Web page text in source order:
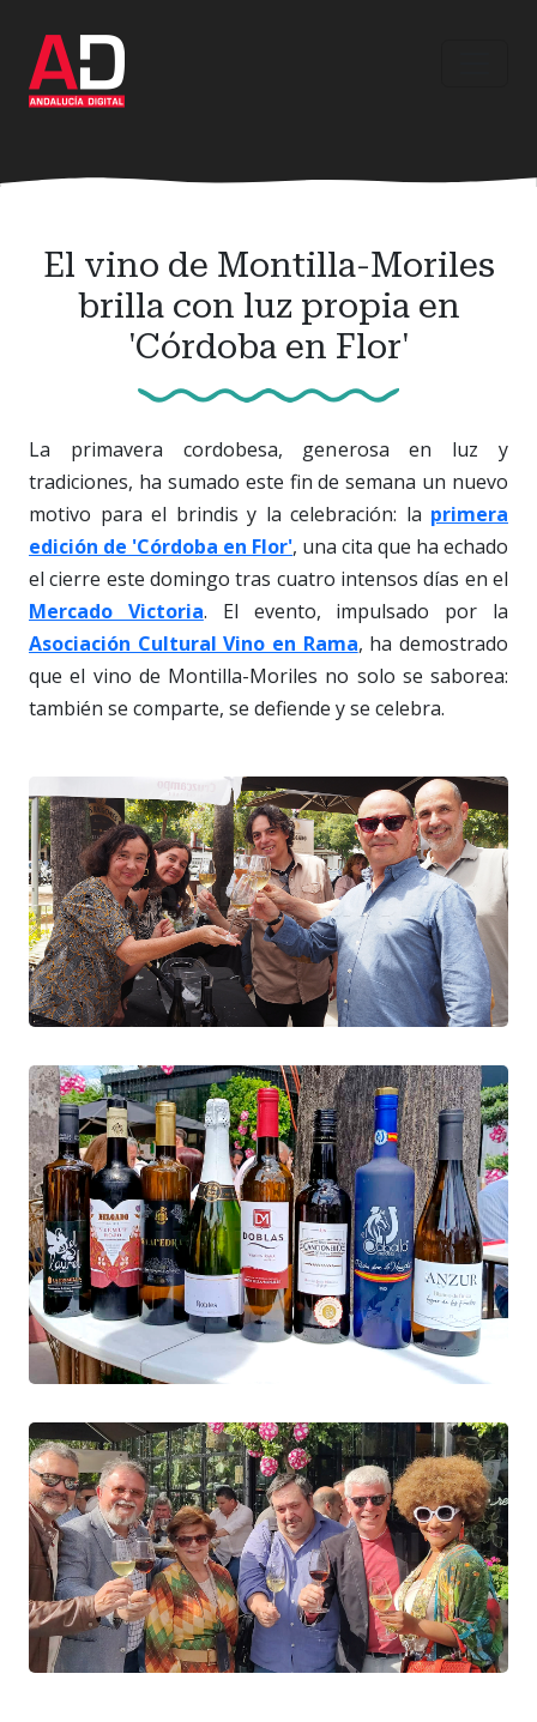
contenido
principal
El vino de Montilla-Moriles
brilla con luz propia en
'Córdoba en Flor'
La primavera cordobesa, generosa en luz y
tradiciones, ha sumado este fin de semana un nuevo
motivo para el brindis y la celebración: la primera
edición de 'Córdoba en Flor', una cita que ha echado
el cierre este domingo tras cuatro intensos días en el
Mercado Victoria. El evento, impulsado por la
Asociación Cultural Vino en Rama, ha demostrado
que el vino de Montilla-Moriles no solo se saborea:
también se comparte, se defiende y se celebra.